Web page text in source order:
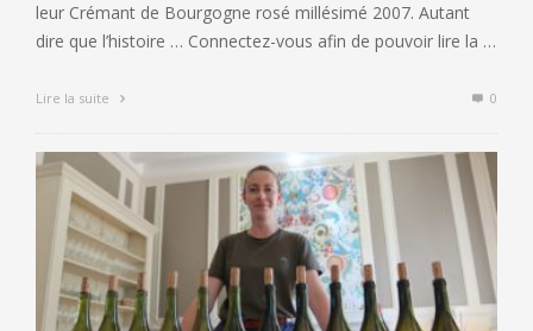
leur Crémant de Bourgogne rosé millésimé 2007. Autant
dire que l’histoire … Connectez-vous afin de pouvoir lire la …
Lire la suite 0